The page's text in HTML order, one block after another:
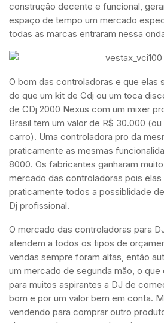
construção decente e funcional,
espaço de tempo um mercado
todas as marcas entraram nessa
O bom das controladoras e que elas
do que um kit de Cdj ou um toca
de CDj 2000 Nexus com um mixer
Brasil tem um valor de R$ 30.000
carro). Uma controladora pro da
praticamente as mesmas
8000. Os fabricantes ganharam
mercado das controladoras pois
praticamente todos a possiblidade
Dj profissional.
O mercado das controladoras para
atendem a todos os tipos de
vendas sempre foram altas, então
um mercado de segunda mão, o que
para muitos aspirantes a DJ de
bom e por um valor bem em conta.
vendendo para comprar outro